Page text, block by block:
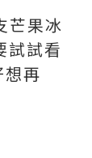
芒果冰
試試看
再